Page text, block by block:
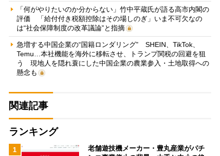
「何がやりたいのか分からない」竹中平蔵氏が語る高市内閣の
評価 「給付付き税額控除はその場しのぎ」いま不可欠なの
は“社会保障制度の改革議論”と指摘
急増する中国企業の“国籍ロンダリング” SHEIN、TikTok、
Temu…本社機能を海外に移転させ、トランプ関税の回避を狙
う 現地人を隠れ蓑にした中国企業の農業参入・土地取得への
懸念も
関連記事
ランキング
1
老舗遊技機メーカー・豊丸産業がパチ